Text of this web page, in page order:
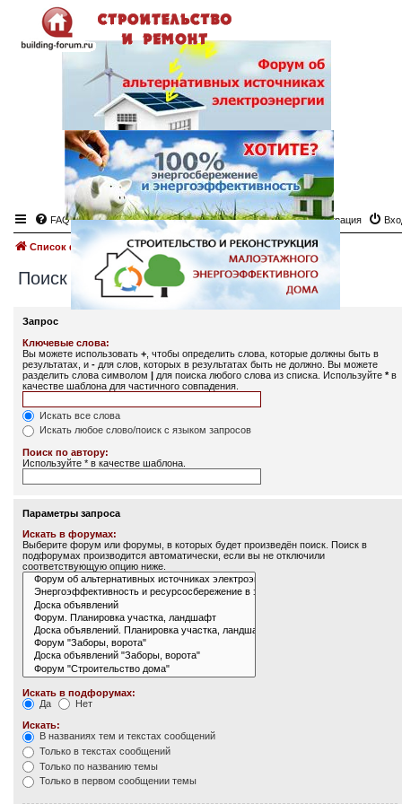
FAQ Регистрация
Список форумов Поиск
Поиск
Запрос
Ключевые слова:
Вы можете использовать + , чтобы определить слова, которые должны быть в
результатах, и - для слов, которых в результатах быть не должно. Вы можете
разделить слова символом | для поиска любого слова из списка. Используйте *в
качестве шаблона для частичного совпадения.
Искать все слова
Искать любое слово/поиск с языком запросов
Поиск по автору:
Используйте * в качестве шаблона.
Параметры запроса
Искать в форумах:
Выберите форум или форумы, в которых будет произведён поиск. Поиск в
подфорумах производится автоматически, если вы не отключили
соответствующую опцию ниже.
Искать в подфорумах:
Да
Нет
Искать:
В названиях тем и текстах сообщений
Только в текстах сообщений
Только по названию темы
Только в первом сообщении темы